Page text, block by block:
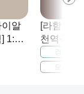
이알
1:3
용
[라함심
천역곡점]
청소년,
부 심리상
경기 부